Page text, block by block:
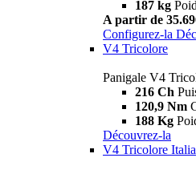
187 kg
A partir de
Configurez-la
V4 Tricolore
Panigale V4
216 Ch
120,9 Nm
188 Kg
Découvrez-la
V4 Tricolore Italia